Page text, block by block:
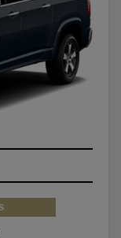
TAXA ZERO